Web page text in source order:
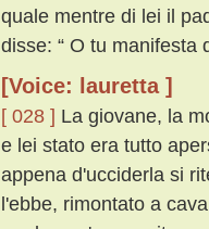
quale mentre di lei il
disse: “ O tu manifesta
[Voice: lauretta ]
[ 028 ] La giovane, la
e lei stato era tutto
appena d'ucciderla si
l'ebbe, rimontato a